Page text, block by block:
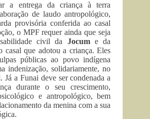
a entrega da criança à terra
de laudo antropológico,
provisória conferida ao casal
o MPF requer ainda que seja
civil da Jocume da
que adotou a criança. Eles
públicas ao povo indígena
indenização, solidariamente, no
a Funai deve ser condenada a
durante o seu crescimento,
e antropológico, bem
da menina com a sua